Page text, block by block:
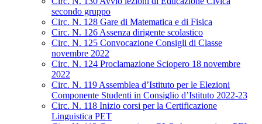
secondo gruppo
Circ. N. 128 Gare di Matematica e di Fisica
Circ. N. 126 Assenza dirigente scolastico
Circ. N. 125 Convocazione Consigli di Classe
novembre 2022
Circ. N. 124 Proclamazione Sciopero 18 novembre
2022
Circ. N. 119 Assemblea d’Istituto per le Elezioni
Componente Studenti in Consiglio d’Istituto 2022-23
Circ. N. 118 Inizio corsi per la Certificazione
Linguistica PET